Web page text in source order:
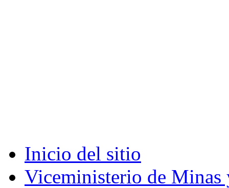
Inicio del sitio
Viceministerio de Minas